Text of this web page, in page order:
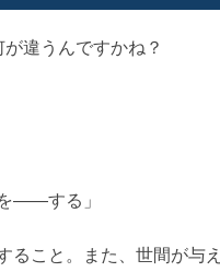
違うんですかね？
――する」
ること。また、世間が与